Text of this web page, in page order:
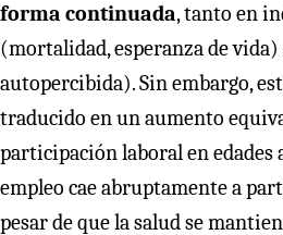
forma continuada, tanto en
(mortalidad, esperanza de
autopercibida). Sin embargo,
traducido en un aumento
participación laboral en edades
empleo cae abruptamente a
pesar de que la salud se